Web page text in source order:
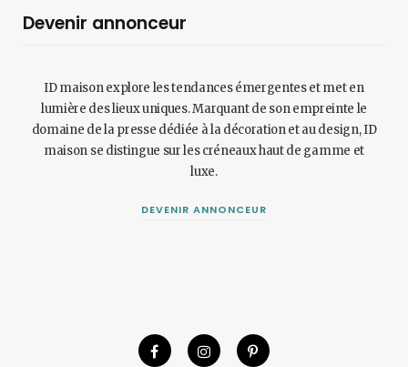
Devenir annonceur
ID maison explore les tendances émergentes et met en
lumière des lieux uniques. Marquant de son empreinte le
domaine de la presse dédiée à la décoration et au design, ID
maison se distingue sur les créneaux haut de gamme et
luxe.
DEVENIR ANNONCEUR